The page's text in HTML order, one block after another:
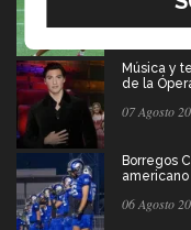
Música y
de la
07 Agosto
Borregos
americano
06 Agosto